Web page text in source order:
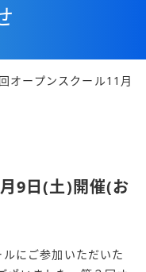
オープンスクール11月
9日(土)開催(お
にご参加いただいた